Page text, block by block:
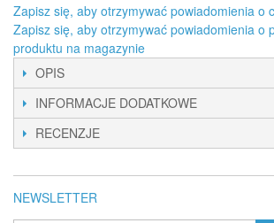
Zapisz się, aby otrzymywać powiadomienia o
Zapisz się, aby otrzymywać powiadomienia o
produktu na magazynie
OPIS
INFORMACJE DODATKOWE
RECENZJE
NEWSLETTER